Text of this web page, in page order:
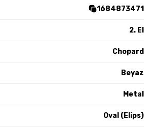
1684873471
2. El
Chopard
Beyaz
Metal
Oval (Elips)